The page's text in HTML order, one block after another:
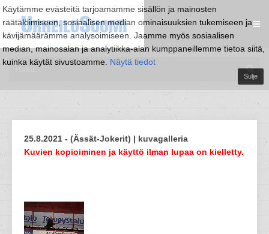
Käytämme evästeitä tarjoamamme sisällön ja mainosten
räätälöimiseen, sosiaalisen median ominaisuuksien tukemiseen ja
kävijämäärämme analysoimiseen. Jaamme myös sosiaalisen
median, mainosalan ja analytiikka-alan kumppaneillemme tietoa siitä,
kuinka käytät sivustoamme. Näytä tiedot
Sulje
25.8.2021 - (Ässät-Jokerit) | kuvagalleria
Kuvien kopioiminen ja käyttö ilman lupaa on kielletty.